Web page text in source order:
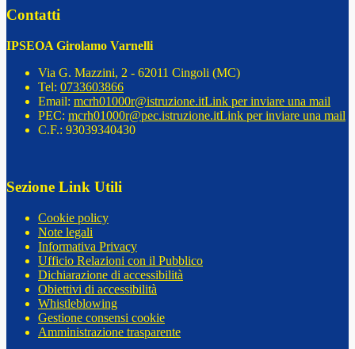
Contatti
IPSEOA Girolamo Varnelli
Via G. Mazzini, 2 - 62011 Cingoli (MC)
Tel: 0733603866
Email: mcrh01000r@istruzione.itLink per inviare una mail
PEC: mcrh01000r@pec.istruzione.itLink per inviare una mail
C.F.: 93039340430
Sezione Link Utili
Cookie policy
Note legali
Informativa Privacy
Ufficio Relazioni con il Pubblico
Dichiarazione di accessibilità
Obiettivi di accessibilità
Whistleblowing
Gestione consensi cookie
Amministrazione trasparente